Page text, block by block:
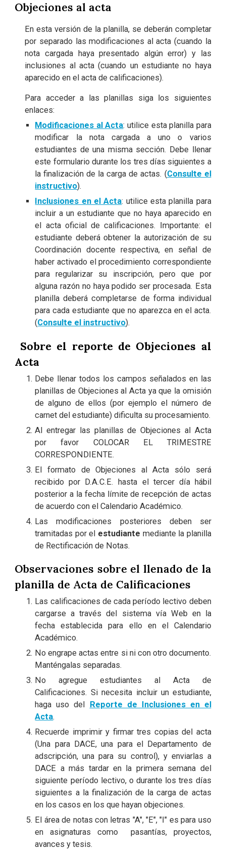
Objeciones al acta
En esta versión de la planilla, se deberán completar
por separado las modificaciones al acta (cuando la
nota cargada haya presentado algún error) y las
inclusiones al acta (cuando un estudiante no haya
aparecido en el acta de calificaciones).
Para acceder a las planillas siga los siguientes
enlaces:
Modificaciones al Acta: utilice esta planilla para
modificar la nota cargada a uno o varios
estudiantes de una misma sección. Debe llenar
este formulario durante los tres días siguientes a
la finalización de la carga de actas. (Consulte el
instructivo).
Inclusiones en el Acta: utilice esta planilla para
incluir a un estudiante que no haya aparecido en
el acta oficial de calificaciones. Importante: el
estudiante deberá obtener la autorización de su
Coordinación docente respectiva, en señal de
haber activado el procedimiento correspondiente
para regularizar su inscripción, pero que por
alguna razón no haya podido ser procesada. Esta
planilla deberá completarse de forma individual
para cada estudiante que no aparezca en el acta.
(Consulte el instructivo).
Sobre el reporte de Objeciones al
Acta
Debe llenar todos los campos señalados en las
planillas de Objeciones al Acta ya que la omisión
de alguno de ellos (por ejemplo el número de
carnet del estudiante) dificulta su procesamiento.
Al entregar las planillas de Objeciones al Acta
por favor COLOCAR EL TRIMESTRE
CORRESPONDIENTE.
El formato de Objeciones al Acta sólo será
recibido por D.A.C.E. hasta el tercer día hábil
posterior a la fecha límite de recepción de actas
de acuerdo con el Calendario Académico.
Las modificaciones posteriores deben ser
tramitadas por el estudiante mediante la planilla
de Rectificación de Notas.
Observaciones sobre el llenado de la
planilla de Acta de Calificaciones
Las calificaciones de cada período lectivo deben
cargarse a través del sistema vía Web en la
fecha establecida para ello en el Calendario
Académico.
No engrape actas entre si ni con otro documento.
Manténgalas separadas.
No agregue estudiantes al Acta de
Calificaciones. Si necesita incluir un estudiante,
haga uso del
Reporte de Inclusiones en el
Acta.
Recuerde imprimir y firmar tres copias del acta
(Una para DACE, una para el Departamento de
adscripción, una para su control), y enviarlas a
DACE a más tardar en la primera semana del
siguiente período lectivo, o durante los tres días
siguientes a la finalización de la carga de actas
en los casos en los que hayan objeciones.
El área de notas con letras "A", "E", "I" es para uso
en asignaturas como pasantías, proyectos,
avances y tesis.